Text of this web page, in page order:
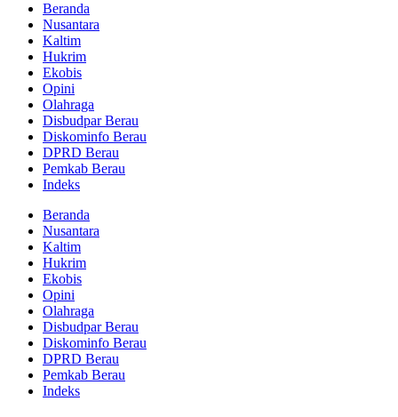
Beranda
Nusantara
Kaltim
Hukrim
Ekobis
Opini
Olahraga
Disbudpar Berau
Diskominfo Berau
DPRD Berau
Pemkab Berau
Indeks
Beranda
Nusantara
Kaltim
Hukrim
Ekobis
Opini
Olahraga
Disbudpar Berau
Diskominfo Berau
DPRD Berau
Pemkab Berau
Indeks